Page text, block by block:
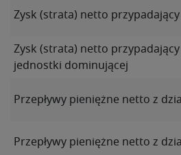
Zysk (strata) netto
Zysk (strata) netto
jednostki dominującej
Przepływy pieniężne netto z
Przepływy pieniężne netto z